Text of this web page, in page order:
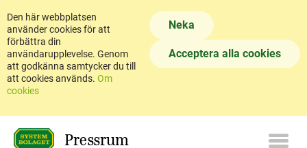
Den här webbplatsen
använder cookies för att
förbättra din
användarupplevelse. Genom
att godkänna samtycker du till
att cookies används. Om
cookies
Neka
Acceptera alla cookies
Pressrum